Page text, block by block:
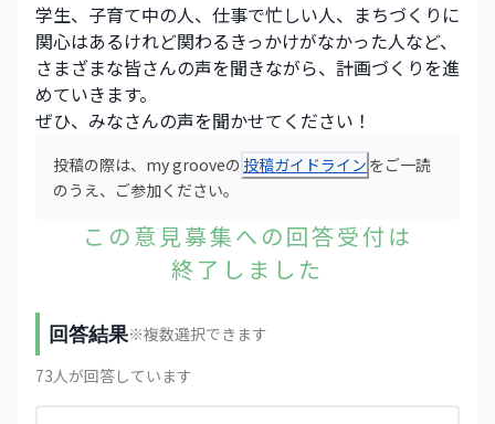
学生、子育て中の人、仕事で忙しい人、まちづくりに
関心はあるけれど関わるきっかけがなかった人など、
さまざまな皆さんの声を聞きながら、計画づくりを進
めていきます。
ぜひ、みなさんの声を聞かせてください！
投稿の際は、my grooveの 投稿ガイドライン をご一読
のうえ、ご参加ください。
この意見募集への回答受付は
終了しました
回答結果※複数選択できます
73人が回答しています